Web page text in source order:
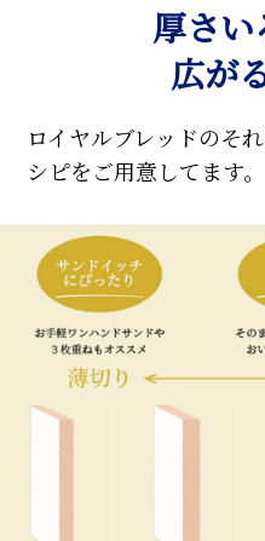
厚さい
広が
ロイヤルブレッドのそ
シピをご用意してます。